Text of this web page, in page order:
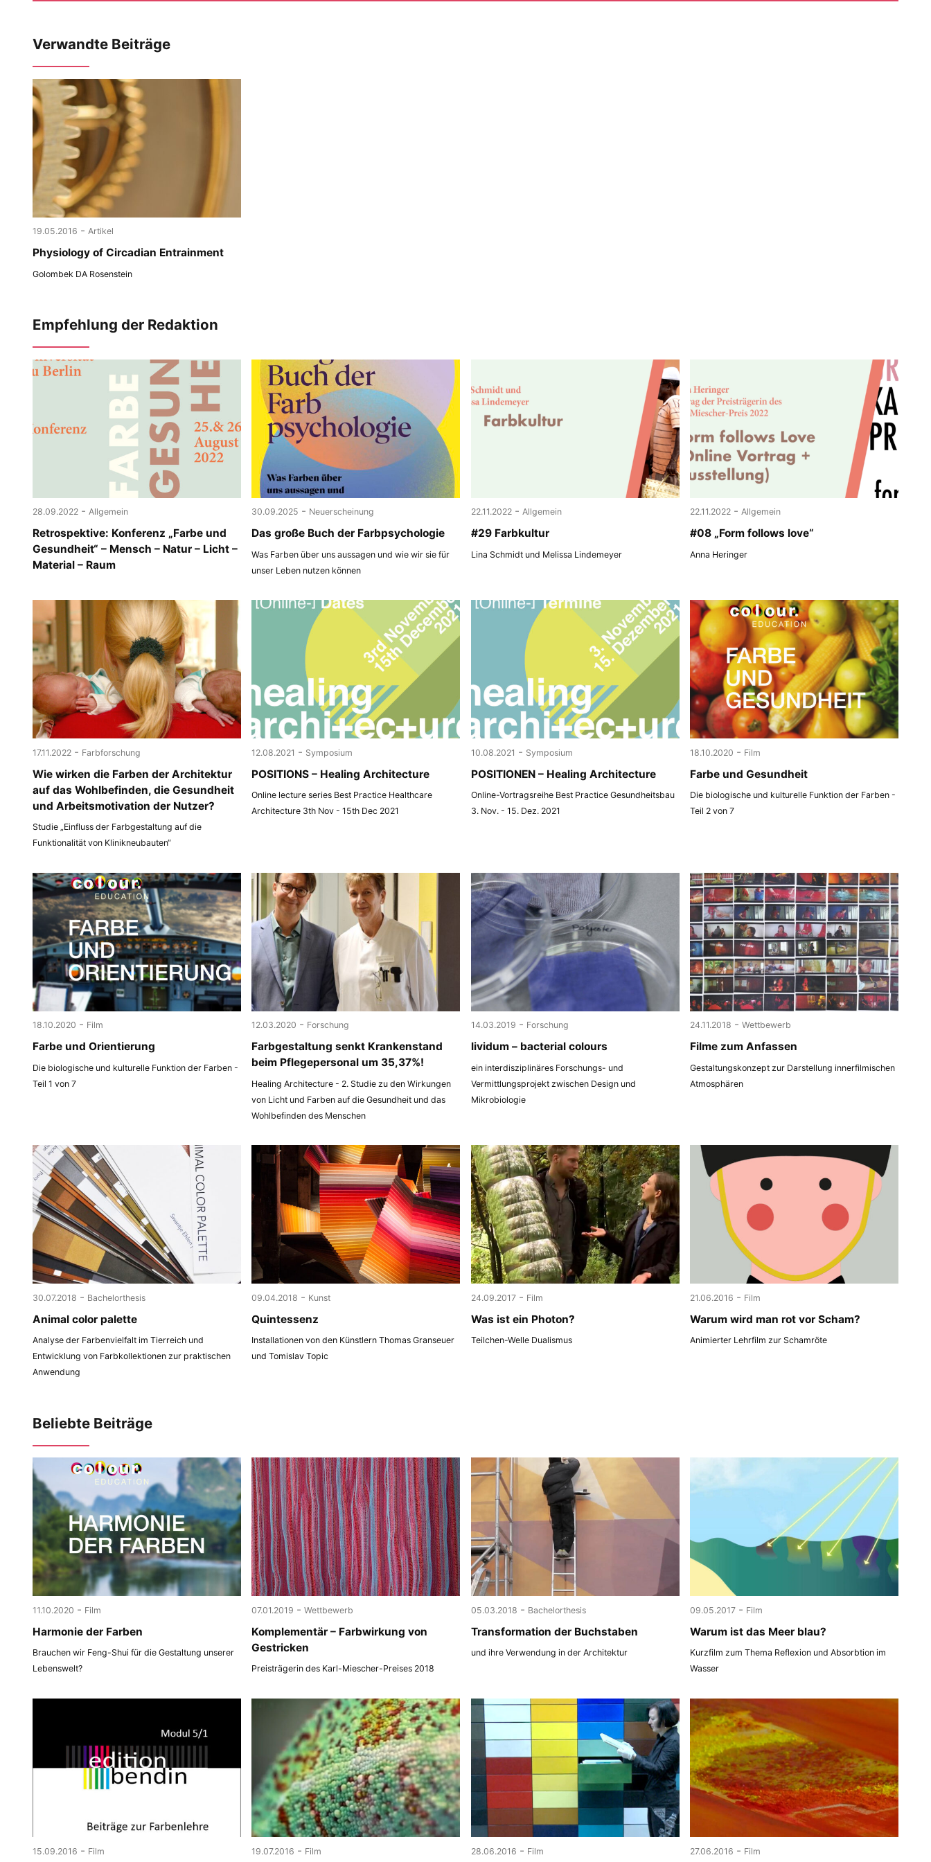
Verwandte Beiträge
19.05.2016 - Artikel
Physiology of Circadian Entrainment
Golombek DA Rosenstein
Empfehlung der Redaktion
28.09.2022 - Allgemein
Retrospektive: Konferenz „Farbe und
Gesundheit“ – Mensch – Natur – Licht –
Material – Raum
30.09.2025 - Neuerscheinung
Das große Buch der Farbpsychologie
Was Farben über uns aussagen und wie wir sie für
unser Leben nutzen können
22.11.2022 - Allgemein
#29 Farbkultur
Lina Schmidt und Melissa Lindemeyer
22.11.2022 - Allgemein
#08 „Form follows love“
Anna Heringer
17.11.2022 - Farbforschung
Wie wirken die Farben der Architektur
auf das Wohlbefinden, die Gesundheit
und Arbeitsmotivation der Nutzer?
Studie „Einfluss der Farbgestaltung auf die
Funktionalität von Klinikneubauten“
12.08.2021 - Symposium
POSITIONS – Healing Architecture
Online lecture series Best Practice Healthcare
Architecture 3th Nov - 15th Dec 2021
10.08.2021 - Symposium
POSITIONEN – Healing Architecture
Online-Vortragsreihe Best Practice Gesundheitsbau
3. Nov. - 15. Dez. 2021
18.10.2020 - Film
Farbe und Gesundheit
Die biologische und kulturelle Funktion der Farben -
Teil 2 von 7
18.10.2020 - Film
Farbe und Orientierung
Die biologische und kulturelle Funktion der Farben -
Teil 1 von 7
12.03.2020 - Forschung
Farbgestaltung senkt Krankenstand
beim Pflegepersonal um 35,37%!
Healing Architecture - 2. Studie zu den Wirkungen
von Licht und Farben auf die Gesundheit und das
Wohlbefinden des Menschen
14.03.2019 - Forschung
lividum – bacterial colours
ein interdisziplinäres Forschungs- und
Vermittlungsprojekt zwischen Design und
Mikrobiologie
24.11.2018 - Wettbewerb
Filme zum Anfassen
Gestaltungskonzept zur Darstellung innerfilmischen
Atmosphären
30.07.2018 - Bachelorthesis
Animal color palette
Analyse der Farbenvielfalt im Tierreich und
Entwicklung von Farbkollektionen zur praktischen
Anwendung
09.04.2018 - Kunst
Quintessenz
Installationen von den Künstlern Thomas Granseuer
und Tomislav Topic
24.09.2017 - Film
Was ist ein Photon?
Teilchen-Welle Dualismus
21.06.2016 - Film
Warum wird man rot vor Scham?
Animierter Lehrfilm zur Schamröte
Beliebte Beiträge
11.10.2020 - Film
Harmonie der Farben
Brauchen wir Feng-Shui für die Gestaltung unserer
Lebenswelt?
07.01.2019 - Wettbewerb
Komplementär – Farbwirkung von
Gestricken
Preisträgerin des Karl-Miescher-Preises 2018
05.03.2018 - Bachelorthesis
Transformation der Buchstaben
und ihre Verwendung in der Architektur
09.05.2017 - Film
Warum ist das Meer blau?
Kurzfilm zum Thema Reflexion und Absorbtion im
Wasser
15.09.2016 - Film 19.07.2016 - Film 28.06.2016 - Film 27.06.2016 - Film